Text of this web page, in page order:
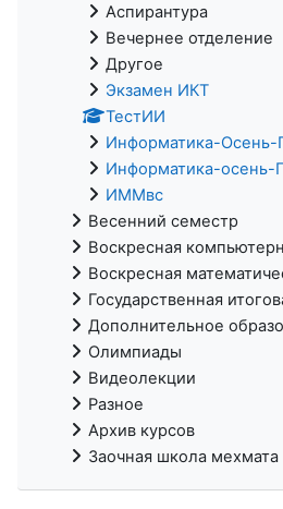
Аспирантура
Вечернее отделение
Другое
Экзамен ИКТ
ТестИИ
Информатика-
Информатика-
ИММвс
Весенний семестр
Воскресная
Воскресная
Государственная
Дополнительное
Олимпиады
Видеолекции
Разное
Архив курсов
Заочная школа